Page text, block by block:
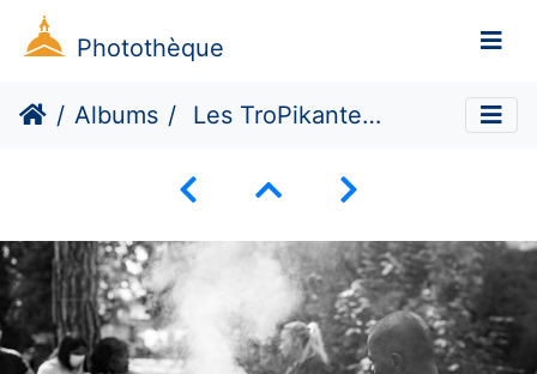
Photothèque
Albums Les TroPikantes #4 (Dé)construire demain